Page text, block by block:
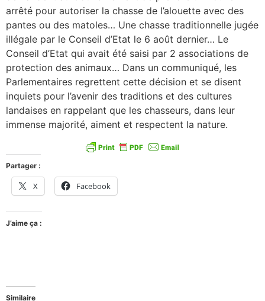
arrêté pour autoriser la chasse de l’alouette avec des
pantes ou des matoles… Une chasse traditionnelle jugée
illégale par le Conseil d’Etat le 6 août dernier… Le
Conseil d’Etat qui avait été saisi par 2 associations de
protection des animaux… Dans un communiqué, les
Parlementaires regrettent cette décision et se disent
inquiets pour l’avenir des traditions et des cultures
landaises en rappelant que les chasseurs, dans leur
immense majorité, aiment et respectent la nature.
Partager :
X Facebook
J’aime ça :
Similaire